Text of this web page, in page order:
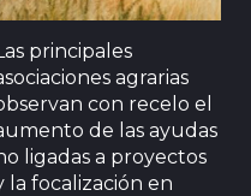
principales
agrarias
con recelo el
de las ayudas
ligadas a proyectos
la focalización en